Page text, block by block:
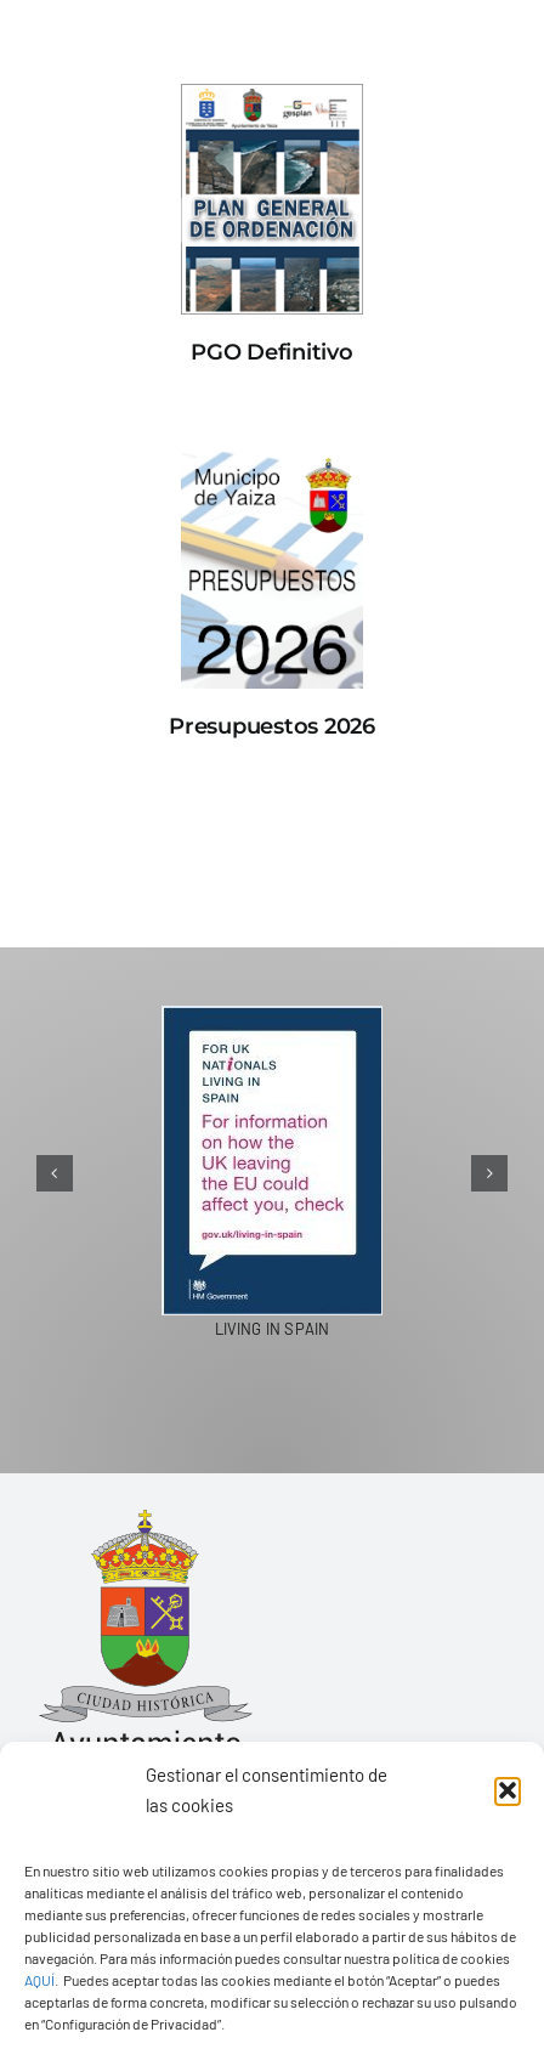
Gestionar el consentimiento de
las cookies
En nuestro sitio web utilizamos cookies propias y de terceros para finalidades
analíticas mediante el análisis del tráfico web, personalizar el contenido
mediante sus preferencias, ofrecer funciones de redes sociales y mostrarle
publicidad personalizada en base a un perfil elaborado a partir de sus hábitos de
navegación. Para más información puedes consultar nuestra política de cookies
AQUÍ
Puedes aceptar todas las cookies mediante el botón “Aceptar” o puedes
aceptarlas de forma concreta, modificar su selección o rechazar su uso pulsando
en “Configuración de Privacidad”.
PGO Definitivo
Presupuestos 2026
PASEOS EN CAMELLO
Pza. de Los Remedios, 1
35570 – Yaiza
Tel:928 83 62 20